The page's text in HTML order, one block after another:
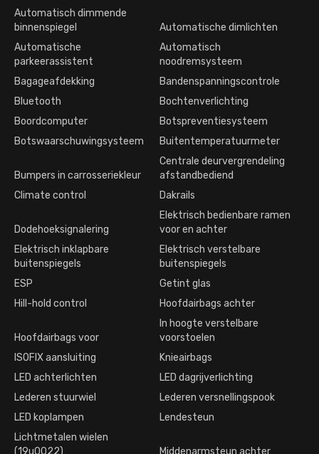
Automatisch dimmende
binnenspiegel
Automatische dimlichten
Automatische
parkeerassistent
Automatisch
noodremsysteem
Bagageafdekking
Bandenspanningscontrole
Bluetooth
Bochtenverlichting
Boordcomputer
Botspreventiesysteem
Botswaarschuwingsysteem
Buitentemperatuurmeter
Bumpers in carrosseriekleur
Centrale deurvergrendeling
afstandbediend
Climate control
Dakrails
Dodehoeksignalering
Elektrisch bedienbare ramen
voor en achter
Elektrisch inklapbare
buitenspiegels
Elektrisch verstelbare
buitenspiegels
ESP
Getint glas
Hill-hold control
Hoofdairbags achter
Hoofdairbags voor
In hoogte verstelbare
voorstoelen
ISOFIX aansluiting
Knieairbags
LED achterlichten
LED dagrijverlichting
Lederen stuurwiel
Lederen versnellingspook
LED koplampen
Lendesteun
Lichtmetalen wielen
(19u0022)
Middenarmsteun achter